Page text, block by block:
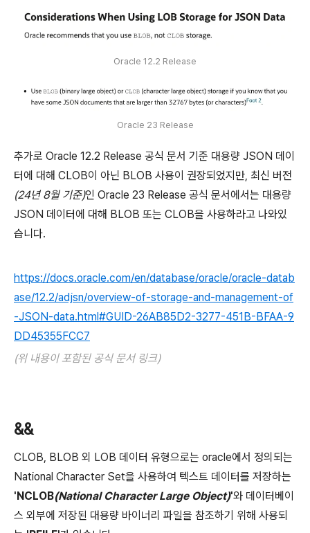
Oracle 12.2 Release
Oracle 23 Release
추가로 Oracle 12.2 Release 공식 문서 기준 대용량 JSON 데이
터에 대해 CLOB이 아닌 BLOB 사용이 권장되었지만, 최신 버전
(24년 8월 기준)인 Oracle 23 Release 공식 문서에서는 대용량
JSON 데이터에 대해 BLOB 또는 CLOB을 사용하라고 나와있
습니다.
https://docs.oracle.com/en/database/oracle/oracle-datab
ase/12.2/adjsn/overview-of-storage-and-management-of
-JSON-data.html#GUID-26AB85D2-3277-451B-BFAA-9
DD45355FCC7
(위 내용이 포함된 공식 문서 링크)
&&
CLOB, BLOB 외 LOB 데이터 유형으로는 oracle에서 정의되는
National Character Set을 사용하여 텍스트 데이터를 저장하는
'NCLOB(National Character Large Object)'와 데이터베이
스 외부에 저장된 대용량 바이너리 파일을 참조하기 위해 사용되